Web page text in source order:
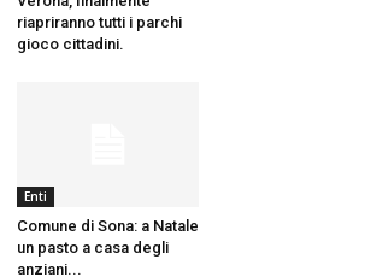
riapriranno tutti i parchi
gioco cittadini.
Enti
Comune di Sona: a Natale
un pasto a casa degli
anziani...